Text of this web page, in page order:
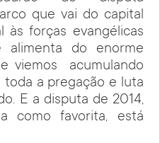
que vai do capital
às forças evangélicas
alimenta do enorme
viemos acumulando
a pregação e luta
E a disputa de 2014,
como favorita, está